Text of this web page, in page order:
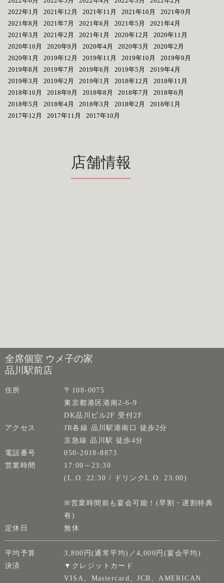
2022年1月
2021年12月 2021年11月 2021年10月
2021年9月
2021年8月
2021年7月 2021年6月 2021年5月
2021年4月
2021年3月
2021年2月 2021年1月 2020年12月
2020年11月
2020年10月
2020年9月 2020年4月 2020年3月
2020年2月
2020年1月
2019年12月 2019年11月 2019年10月
2019年9月
2019年8月
2019年7月 2019年6月 2019年5月
2019年4月
2019年3月
2019年2月 2019年1月 2018年12月
2018年11月
2018年10月
2018年9月 2018年8月 2018年7月
2018年6月
2018年5月
2018年4月 2018年3月 2018年2月
2018年1月
2017年12月
2017年11月 2017年10月
店舗情報
全席個室 ウメ子の家
品川駅前店
住所
〒108-0075
東京都港区港南2-6-9
DK品川ビル2F 受付2F
アクセス
JR各線 品川駅港南口 徒歩2分
京急線 品川駅 徒歩4分
電話番号
050-2018-8873
営業時間
17:00～23:30
(L.O. 22:30 / ドリンクL.O. 23:00)
※営業時間前も宴会可能！(早割・遅割特典
有)
定休日
無休
平均予算
3,800円(通常平均)／4,000円(宴会平均)
決済
▼クレジットカード
VISA、Mastercard、JCB、AMERICAN